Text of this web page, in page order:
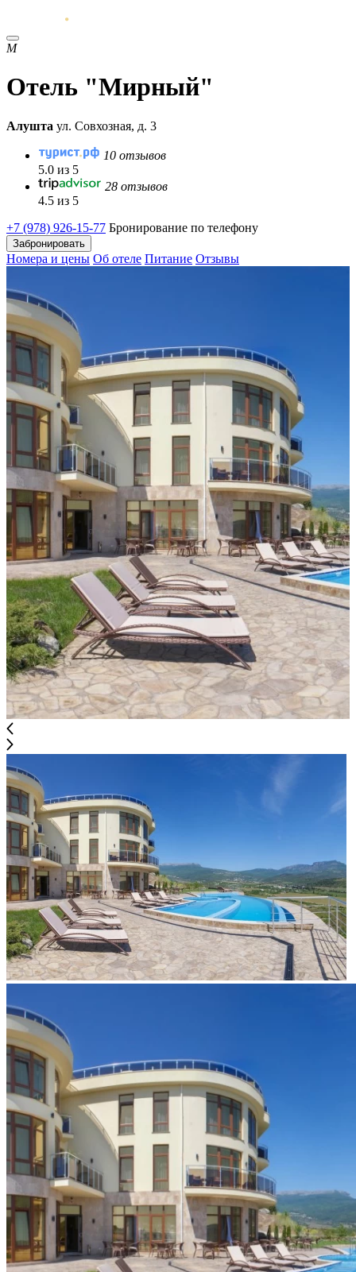
М
Отель "Мирный"
Алушта ул. Совхозная, д. 3
10 отзывов
5.0 из 5
28 отзывов
4.5 из 5
+7 (978) 926-15-77 Бронирование по телефону
Забронировать
Номера и цены Об отеле Питание Отзывы